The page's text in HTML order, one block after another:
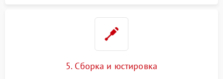
5. Сборка и юстировка